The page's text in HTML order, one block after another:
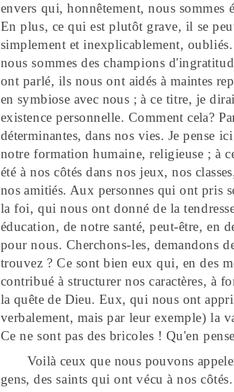
envers qui, honnêtement, nous
En plus, ce qui est plutôt grave, il se
simplement et inexplicablement, oubliés.
nous sommes des champions
ont parlé, ils nous ont aidés à maintes
en symbiose avec nous ; à ce titre, je
existence personnelle.Comment cela?
déterminantes, dans nos vies. Je pense
notre formation humaine, religieuse ; à
été à nos côtés dans nos jeux,nos
nos amitiés. Aux personnes qui ont pris
la foi, qui nous ont donné de la
éducation, de notre santé, peut-être, en
pour nous. Cherchons-les, demandons
trouvez ? Ce sont bien eux qui, en des
contribué à structurer nos caractères, à
la quête de Dieu. Eux, qui nous ont
verbalement, mais par leur exemple) la
Ce ne sont pas des bricoles ! Qu'en
Voilà ceux que nous pouvons
gens, des saints qui ont vécu à nos